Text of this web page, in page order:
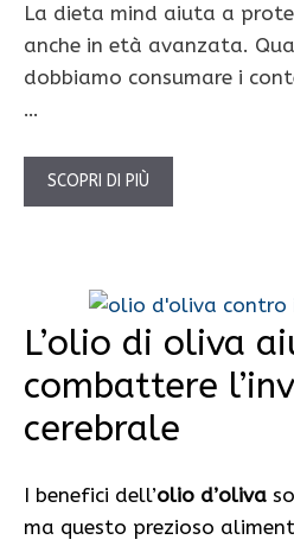
La dieta mind aiuta a
anche in età avanzata.
dobbiamo consumare i
…
SCOPRI DI PIÙ
L’olio di oliva
combattere
cerebrale
I benefici dell’olio d’oliva
ma questo prezioso